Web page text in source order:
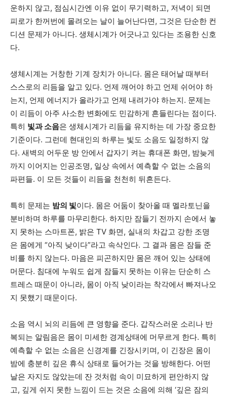
운하지 않고, 점심시간엔 이유 없이 무기력하고, 저녁이 되면
피로가 한꺼번에 몰려오는 날이 늘어난다면, 그것은 단순한 컨
디션 문제가 아니다. 생체시계가 어긋나고 있다는 조용한 신호
다.
생체시계는 거창한 기계 장치가 아니다. 몸은 태어날 때부터
스스로의 리듬을 알고 있다. 언제 깨어야 하고 언제 쉬어야 하
는지, 언제 에너지가 올라가고 언제 내려가야 하는지. 문제는
이 리듬이 아주 사소한 변화에도 민감하게 흔들린다는 점이다.
특히 빛과 소음은 생체시계가 리듬을 유지하는 데 가장 중요한
기준이다. 그런데 현대인의 하루는 빛도 소음도 일정하지 않
다. 새벽의 어두운 방 안에서 갑자기 켜는 휴대폰 화면, 밤늦게
까지 이어지는 인공조명, 일상 속에서 예측할 수 없는 소음의
파편들. 이 모든 것들이 리듬을 천천히 뒤흔든다.
특히 문제는 밤의 빛이다. 몸은 어둠이 찾아올 때 멜라토닌을
분비하며 하루를 마무리한다. 하지만 잠들기 전까지 손에서 놓
지 못하는 스마트폰, 밝은 TV 화면, 실내의 차갑고 강한 조명
은 몸에게 “아직 낮이다”라고 속삭인다. 그 결과 몸은 잠들 준
비를 하지 않는다. 마음은 피곤하지만 몸은 깨어 있는 상태에
머문다. 침대에 누워도 쉽게 잠들지 못하는 이유는 단순히 스
트레스 때문이 아니라, 몸이 아직 낮이라는 착각에서 빠져나오
지 못했기 때문이다.
소음 역시 뇌의 리듬에 큰 영향을 준다. 갑작스러운 소리나 반
복되는 알림음은 몸이 미세한 경계상태에 머무르게 한다. 특히
예측할 수 없는 소음은 신경계를 긴장시키며, 이 긴장은 몸이
밤에 충분히 깊은 휴식 상태로 들어가는 것을 방해한다. 어떤
날은 자지도 않았는데 잔 것처럼 속이 미묘하게 편안하지 않
고, 깊게 쉬지 못한 느낌이 드는 것은 소음에 의해 ‘깊은 잠의